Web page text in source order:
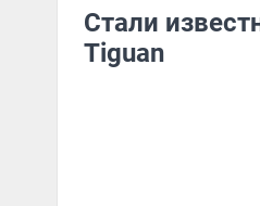
Стали
Tiguan